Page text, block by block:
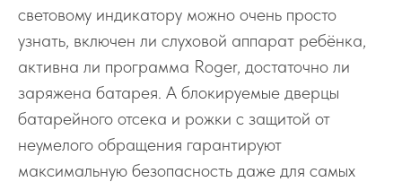
световому индикатору можно очень просто
узнать, включен ли слуховой аппарат ребёнка,
активна ли программа Roger, достаточно ли
заряжена батарея. А блокируемые дверцы
батарейного отсека и рожки с защитой от
неумелого обращения гарантируют
максимальную безопасность даже для самых